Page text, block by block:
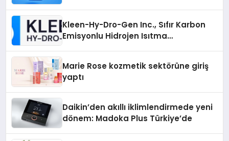
Kleen-Hy-Dro-Gen Inc., Sıfır Karbon
Emisyonlu Hidrojen Isıtma
Marie Rose kozmetik sektörüne giriş
yaptı
Daikin’den akıllı iklimlendirmede yeni
dönem: Madoka Plus Türkiye’de